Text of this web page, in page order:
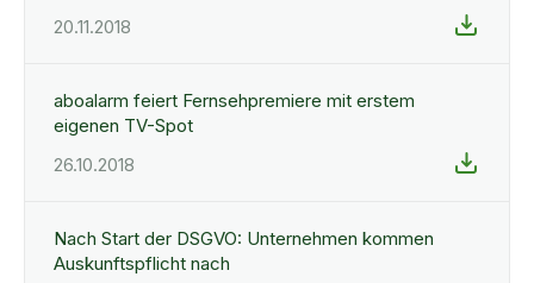
20.11.2018
aboalarm feiert Fernsehpremiere mit erstem
eigenen TV-Spot
26.10.2018
Nach Start der DSGVO: Unternehmen kommen
Auskunftspflicht nach